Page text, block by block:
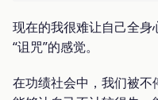
现在的我很难让自己全
“诅咒”的感觉。
在功绩社会中，我们被